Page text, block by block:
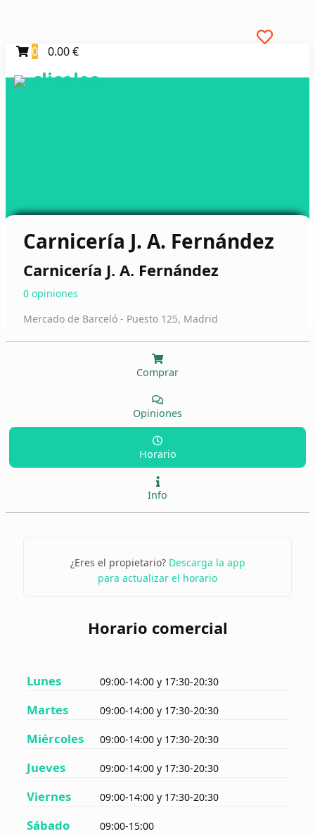
0 0.00 €
clicoleo
Carnicería J. A. Fernández
Carnicería J. A. Fernández
0 opiniones
Mercado de Barceló - Puesto 125, Madrid
Comprar
Opiniones
Horario
Info
¿Eres el propietario? Descarga la app
para actualizar el horario
Horario comercial
Lunes 09:00-14:00 y 17:30-20:30
Martes 09:00-14:00 y 17:30-20:30
Miércoles 09:00-14:00 y 17:30-20:30
Jueves 09:00-14:00 y 17:30-20:30
Viernes 09:00-14:00 y 17:30-20:30
Sábado 09:00-15:00